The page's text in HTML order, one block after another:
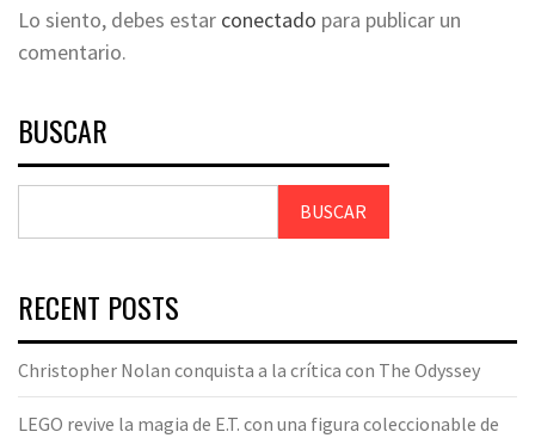
Lo siento, debes estar conectado para publicar un
comentario.
BUSCAR
BUSCAR
RECENT POSTS
Christopher Nolan conquista a la crítica con The Odyssey
LEGO revive la magia de E.T. con una figura coleccionable de